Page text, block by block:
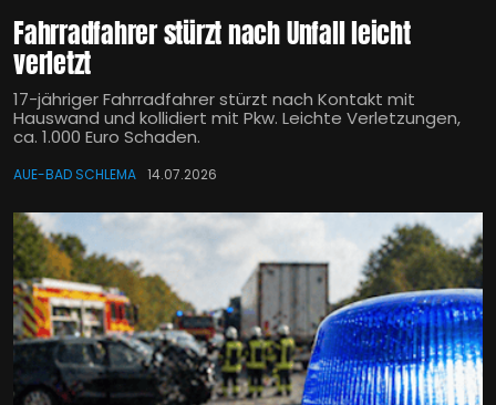
Fahrradfahrer stürzt nach Unfall leicht
verletzt
17-jähriger Fahrradfahrer stürzt nach Kontakt mit
Hauswand und kollidiert mit Pkw. Leichte Verletzungen,
ca. 1.000 Euro Schaden.
AUE-BAD SCHLEMA 14.07.2026